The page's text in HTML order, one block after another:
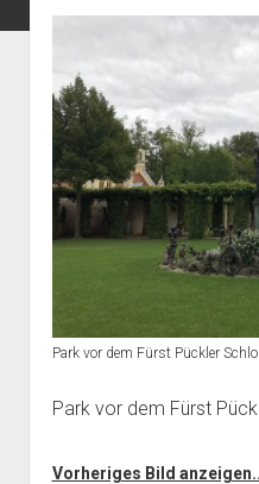
Geschichte
Park vor dem Fürst Pückler
Park vor dem Fürst
Vorheriges Bild